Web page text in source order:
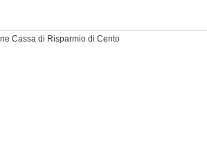
Cassa di Risparmio di Cento